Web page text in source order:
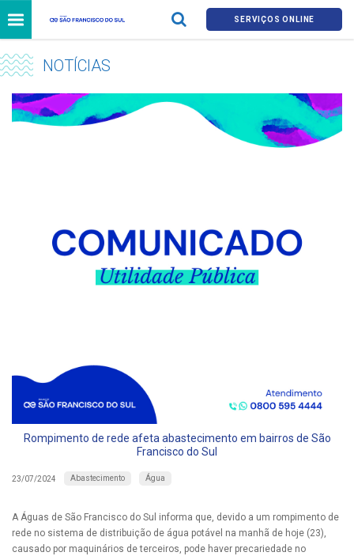
SERVIÇOS ONLINE
NOTÍCIAS
Rompimento de rede afeta abastecimento em bairros de São
Francisco do Sul
23/07/2024 Abastecimento Água
A Águas de São Francisco do Sul informa que, devido a um rompimento de
rede no sistema de distribuição de água potável na manhã de hoje (23),
causado por maquinários de terceiros, pode haver precariedade no